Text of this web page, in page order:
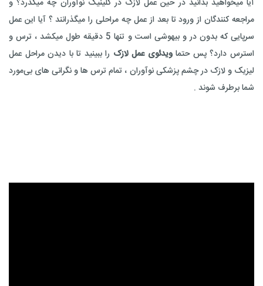
آیا میخواهید بدانید در حین عمل لازک در کلینیک نوآوران چه میگذرد؟ و
مراجعه کنندگان از ورود تا بعد از عمل چه مراحلی را میگذرانند ؟ آیا این عمل
سرپایی که بدون در و بیهوشی است و تنها 5 دقیقه طول میکشد ، ترس و
استرس دارد؟ پس حتماویدئوی عمل لازک را ببینید تا با دیدن مراحل عمل
لیزیک و لازک در چشم پزشکی نوآوران ، تمام ترس ها و نگرانی های بی‌مورد
شما برطرف شوند .